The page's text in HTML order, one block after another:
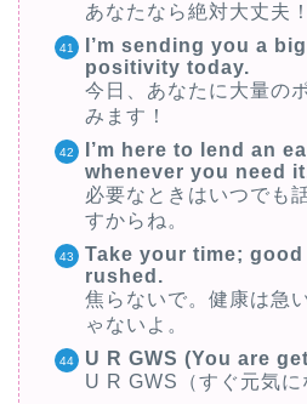
あなたなら絶対大丈夫！
I’m sending you a
positivity today.
今日、あなたに大量の
みます！
I’m here to lend an
whenever you need
必要なときはいつでも
すからね。
Take your time; good
rushed.
焦らないで。健康は急
ゃないよ。
U R GWS (You are
U R GWS（すぐ元気に